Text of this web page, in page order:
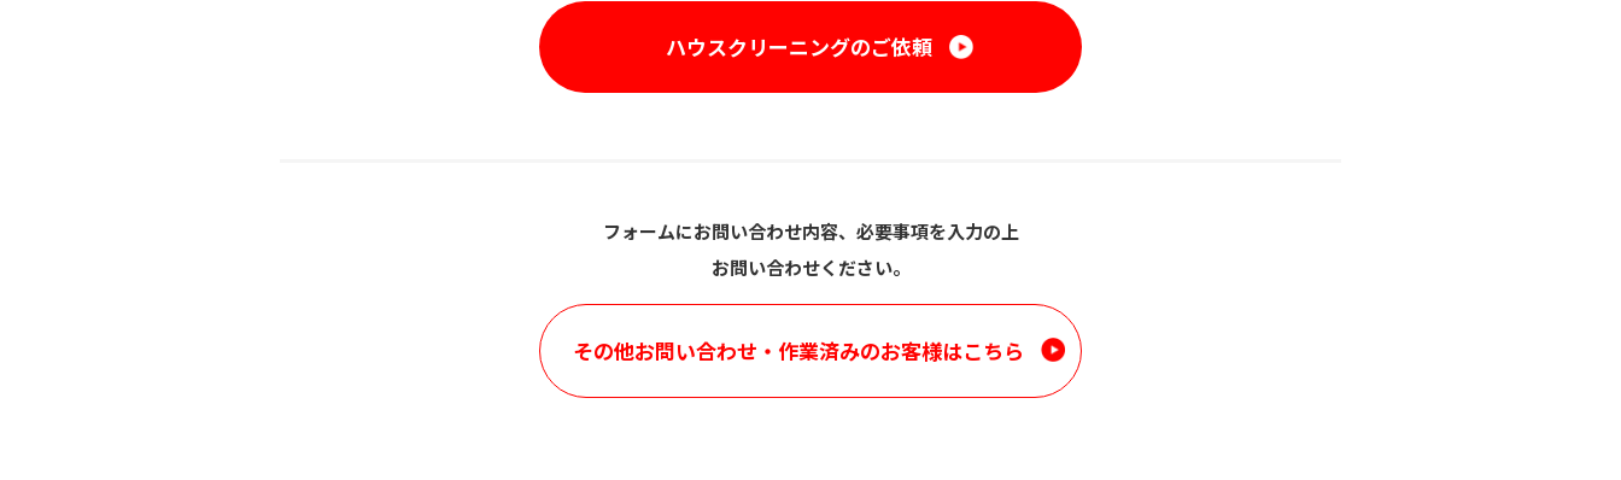
ハウスクリーニングのご依頼
フォームにお問い合わせ内容、必要事項を入力の上
お問い合わせください。
その他お問い合わせ・ 作業済みのお客様はこちら